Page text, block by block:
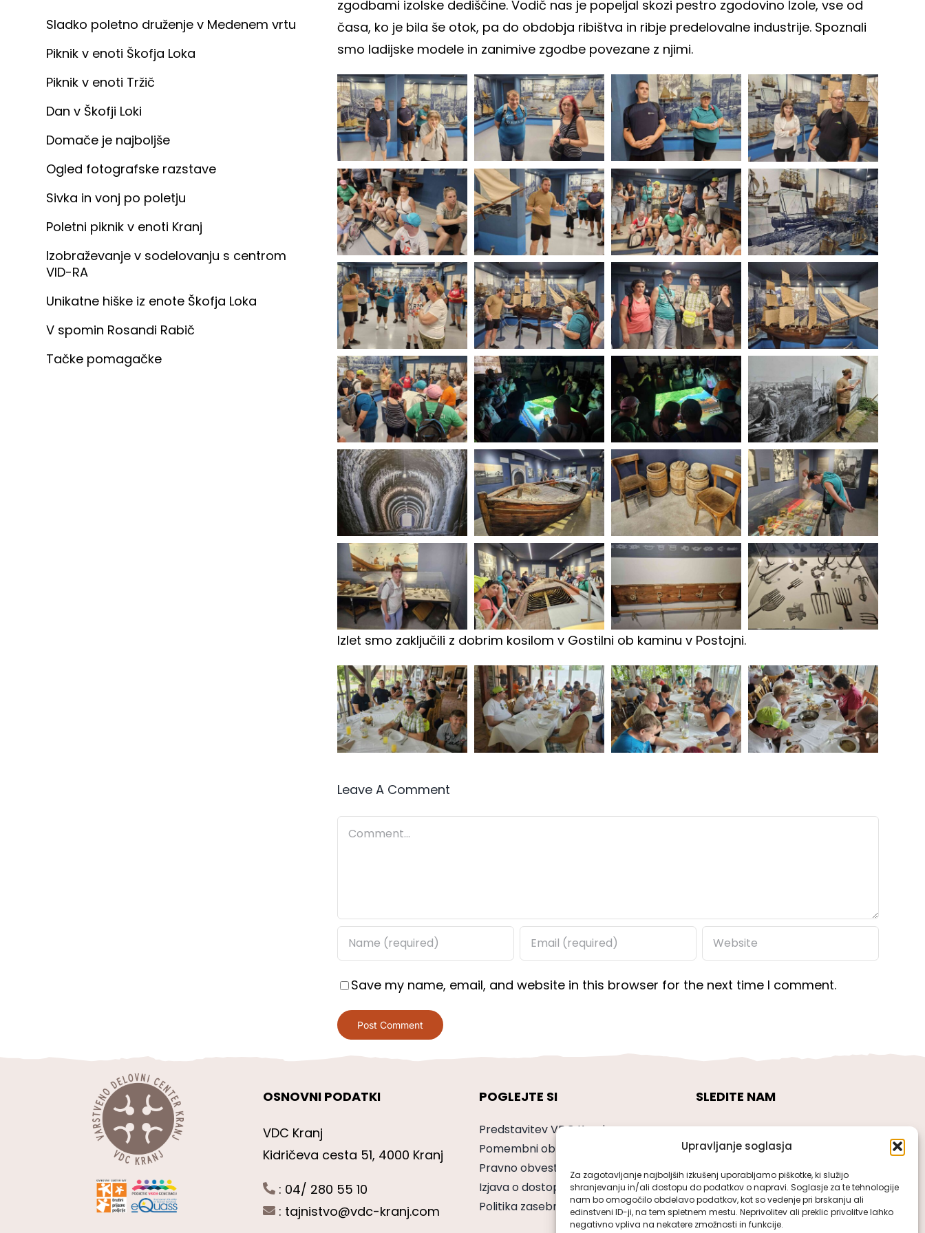
Upravljanje soglasja
Za zagotavljanje najboljših izkušenj uporabljamo piškotke, ki služijo
shranjevanju in/ali dostopu do podatkov o napravi. Soglasje za te tehnologije
nam bo omogočilo obdelavo podatkov, kot so vedenje pri brskanju ali
edinstveni ID-ji, na tem spletnem mestu. Neprivolitev ali preklic privolitve lahko
negativno vpliva na nekatere zmožnosti in funkcije.
Sladko poletno druženje v Medenem vrtu
Piknik v enoti Škofja Loka
Piknik v enoti Tržič
Dan v Škofji Loki
Domače je najboljše
Ogled fotografske razstave
Sivka in vonj po poletju
Poletni piknik v enoti Kranj
Izobraževanje v sodelovanju s centrom
VID-RA
Unikatne hiške iz enote Škofja Loka
V spomin Rosandi Rabič
Tačke pomagačke
zgodbami izolske dediščine. Vodič nas je popeljal skozi pestro zgodovino Izole, vse od
časa, ko je bila še otok, pa do obdobja ribištva in ribje predelovalne industrije. Spoznali
smo ladijske modele in zanimive zgodbe povezane z njimi.
Izlet smo zaključili z dobrim kosilom v Gostilni ob kaminu v Postojni.
Leave A Comment
Comment
Save my name, email, and website in this browser for the next time I comment.
OSNOVNI PODATKI
VDC Kranj
Kidričeva cesta 51, 4000 Kranj
: 04/ 280 55 10
: tajnistvo@vdc-kranj.com
POGLEJTE SI
Predstavitev VDC Kranj
Pomembni obrazci
Pravno obvestilo
Izjava o dostopnosti
Politika zasebnosti
SLEDITE NAM